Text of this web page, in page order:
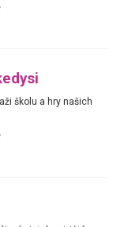
školu a hry našich